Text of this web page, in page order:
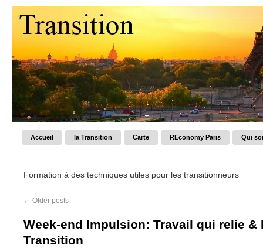
Accueil la Transition Carte REconomy Paris Qui
Formation à des techniques utiles pour les transitionneurs
← Older posts
Week-end Impulsion: Travail qui relie &
Transition